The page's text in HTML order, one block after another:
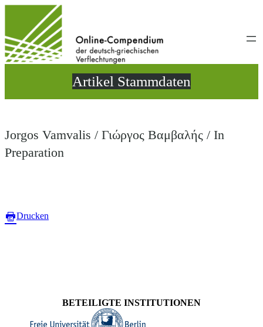
wechseln
Artikel Stammdaten
Jorgos Vamvalis / Γιώργος Βαμβαλής / In
Preparation
Drucken
BETEILIGTE INSTITUTIONEN